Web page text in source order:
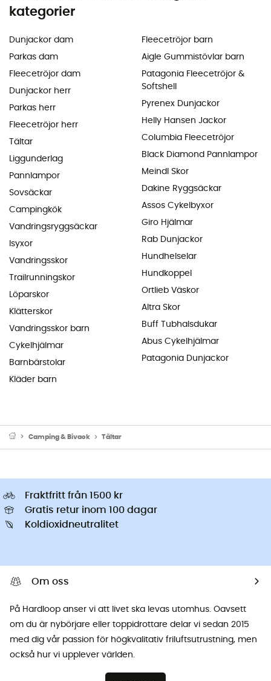
kategorier
Dunjackor dam
Parkas dam
Fleecetröjor dam
Dunjackor herr
Parkas herr
Fleecetröjor herr
Tältar
Liggunderlag
Pannlampor
Sovsäckar
Campingkök
Vandringsryggsäckar
Isyxor
Vandringsskor
Trailrunningskor
Löparskor
Klätterskor
Vandringsskor barn
Cykelhjälmar
Barnbärstolar
Kläder barn
Fleecetröjor barn
Aigle Gummistövlar barn
Patagonia Fleecetröjor &
Softshell
Pyrenex Dunjackor
Helly Hansen Jackor
Columbia Fleecetröjor
Black Diamond Pannlampor
Meindl Skor
Dakine Ryggsäckar
Assos Cykelbyxor
Giro Hjälmar
Rab Dunjackor
Hundhelselar
Hundkoppel
Ortlieb Väskor
Altra Skor
Buff Tubhalsdukar
Abus Cykelhjälmar
Patagonia Dunjackor
Camping & Bivack Tältar
Fraktfritt från 1500 kr
Gratis retur inom 100 dagar
Koldioxidneutralitet
Om oss
På Hardloop anser vi att livet ska levas utomhus. Oavsett
om du är nybörjare eller toppidrottare delar vi sedan 2015
med dig vår passion för högkvalitativ friluftsutrustning, men
också hur vi upplever världen.